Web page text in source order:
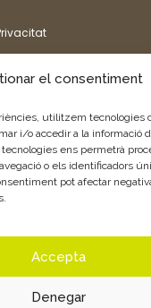
el consentiment
utilitzem tecnologies
i/o accedir a la informació
ens permetrà
o els identificadors
pot afectar
Accepta
Denegar